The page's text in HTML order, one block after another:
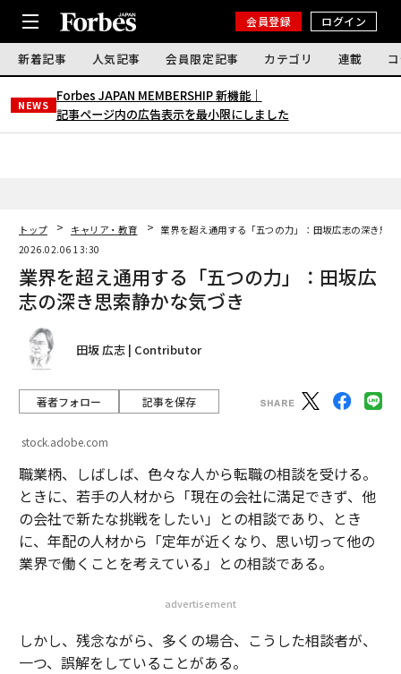
会員登録 ログイン
新着記事 人気記事 会員限定記事 カテゴリ 連載
NEWS
Forbes JAPAN MEMBERSHIP 新機能｜
記事ページ内の広告表示を最小限にしました
トップ キャリア・教育
業界を超え通用する「五つの力」：田坂広志の深き思
2026.02.06 13:30
業界を超え通用する「五つの力」：田坂広
志の深き思索静かな気づき
田坂 広志 | Contributor
著者フォロー 記事を保存
stock.adobe.com
職業柄、しばしば、色々な人から転職の相談を受ける。
ときに、若手の人材から「現在の会社に満足できず、他
の会社で新たな挑戦をしたい」との相談であり、とき
に、年配の人材から「定年が近くなり、思い切って他の
業界で働くことを考えている」との相談である。
advertisement
しかし、残念ながら、多くの場合、こうした相談者が、
一つ、誤解をしていることがある。